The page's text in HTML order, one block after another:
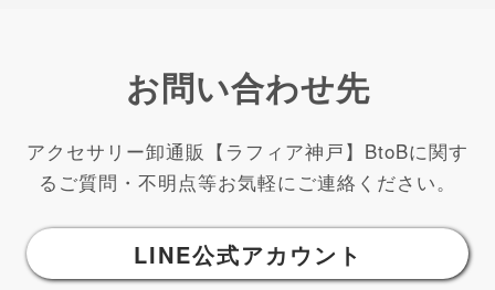
お問い合わせ先
アクセサリー卸通販【ラフィア神戸】BtoBに関す
るご質問・不明点等お気軽にご連絡ください。
LINE公式アカウント